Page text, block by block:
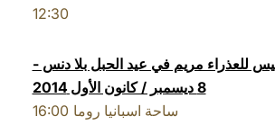
12:30
للعذراء مريم في عيد الحبل بلا دنس -
8 ديسمبر / كانون الأول 2014
16:00 ساحة اسبانيا روما